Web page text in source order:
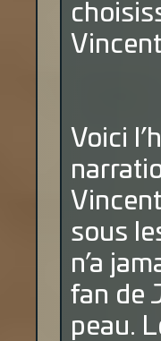
Voici
sous
n’a
fan de
peau.